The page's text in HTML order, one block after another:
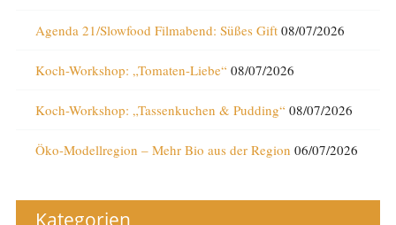
Agenda 21/Slowfood Filmabend: Süßes Gift 08/07/2026
Koch-Workshop: „Tomaten-Liebe“ 08/07/2026
Koch-Workshop: „Tassenkuchen & Pudding“ 08/07/2026
Öko-Modellregion – Mehr Bio aus der Region 06/07/2026
Kategorien